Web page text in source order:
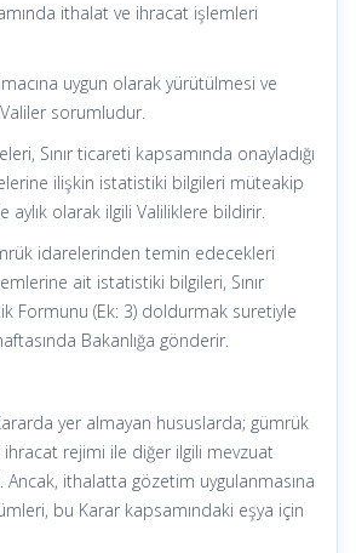
ithalat ve ihracat işlemleri
uygun olarak yürütülmesi ve
sorumludur.
Sınır ticareti kapsamında onayladığı
ilişkin istatistiki bilgileri müteakip
aylık olarak ilgili Valiliklere bildirir.
idarelerinden temin edecekleri
ait istatistiki bilgileri, Sınır
Formunu (Ek: 3) doldurmak suretiyle
Bakanlığa gönderir.
yer almayan hususlarda; gümrük
ihracat rejimi ile diğer ilgili mevzuat
Ancak, ithalatta gözetim uygulanmasına
bu Karar kapsamındaki eşya için